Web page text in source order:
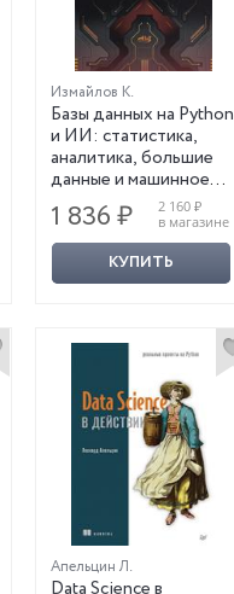
Измайлов К.
Базы данных на Python
и ИИ: статистика,
аналитика, большие
данные и машинное
обучение
1 836 ₽
2 160 ₽
в магазине
КУПИТЬ
Апельцин Л.